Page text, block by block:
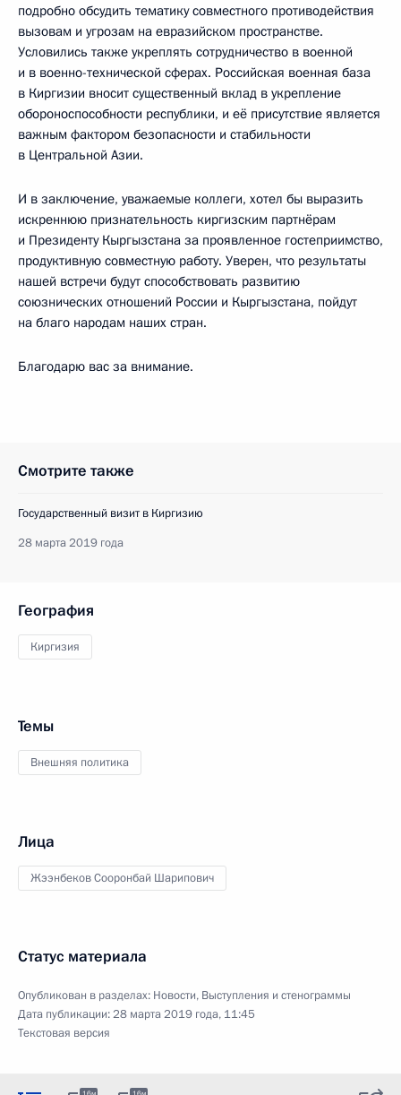
подробно обсудить тематику совместного противодействия
вызовам и угрозам на евразийском пространстве.
Условились также укреплять сотрудничество в военной
и в военно-технической сферах. Российская военная база
в Киргизии вносит существенный вклад в укрепление
обороноспособности республики, и её присутствие является
важным фактором безопасности и стабильности
в Центральной Азии.
И в заключение, уважаемые коллеги, хотел бы выразить
искреннюю признательность киргизским партнёрам
и Президенту Кыргызстана за проявленное гостеприимство,
продуктивную совместную работу. Уверен, что результаты
нашей встречи будут способствовать развитию
союзнических отношений России и Кыргызстана, пойдут
на благо народам наших стран.
Благодарю вас за внимание.
Смотрите также
Государственный визит в Киргизию
28 марта 2019 года
География
Киргизия
Темы
Внешняя политика
Лица
Жээнбеков Сооронбай Шарипович
Статус материала
Опубликован в разделах: Новости, Выступления и стенограммы
Дата публикации:28 марта 2019 года, 11:45
Текстовая версия